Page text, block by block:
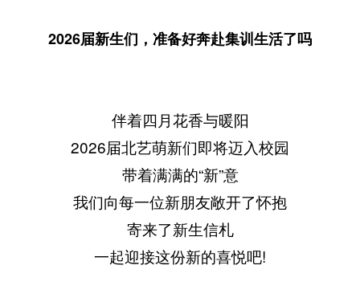
2026届新生们，准备好奔赴集训生活了吗
伴着四月花香与暖阳
2026届北艺萌新们即将迈入校园
带着满满的“新”意
我们向每一位新朋友敞开了怀抱
寄来了新生信札
一起迎接这份新的喜悦吧!